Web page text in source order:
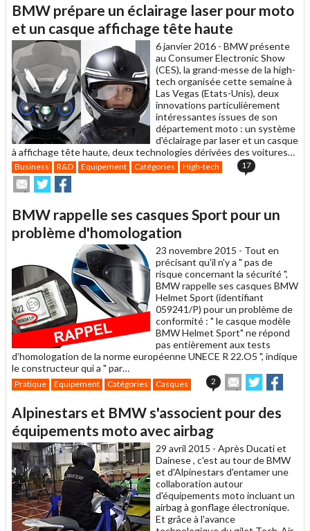
à
un
ami
BMW prépare un éclairage laser pour moto
et un casque affichage tête haute
6 janvier 2016 - BMW présente
au Consumer Electronic Show
(CES), la grand-messe de la high-
tech organisée cette semaine à
Las Vegas (Etats-Unis), deux
innovations particulièrement
intéressantes issues de son
département moto : un système
d'éclairage par laser et un casque
à affichage tête haute, deux technologies dérivées des voitures…
Business R&D Equipement Catégories High-tech 17
Envoyer
cet
à
un
ami
Partager
sur
sur
BMW rappelle ses casques Sport pour un
problème d'homologation
23 novembre 2015 - Tout en
précisant qu'il n'y a " pas de
risque concernant la sécurité ",
BMW rappelle ses casques BMW
Helmet Sport (identifiant
059241/P) pour un problème de
conformité : " le casque modèle
BMW Helmet Sport" ne répond
pas entièrement aux tests
d’homologation de la norme européenne UNECE R 22.O5 ", indique
le constructeur qui a " par…
Pratique Equipement Catégories Casques 2
Envoyer
cet
à
Partager
sur sur
Alpinestars et BMW s'associent pour des
équipements moto avec airbag
29 avril 2015 - Après Ducati et
Dainese , c'est au tour de BMW
et d'Alpinestars d'entamer une
collaboration autour
d'équipements moto incluant un
airbag à gonflage électronique.
Et grâce à l'avance